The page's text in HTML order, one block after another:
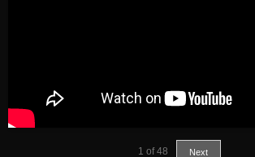
1 of 48 Next